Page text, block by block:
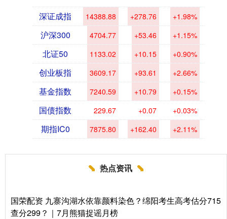
深证成指 14388.88 +278.76 +1.98%
沪深300 4704.77 +53.46 +1.15%
北证50 1133.02 +10.15 +0.90%
创业板指 3609.17 +93.61 +2.66%
基金指数 7240.59 +10.79 +0.15%
国债指数 229.67 +0.07 +0.03%
期指IC0 7875.80 +162.40 +2.11%
热点资讯
国荣配资 九寨沟湖水依靠颜料染色？绵阳考生高考估分715
查分299？｜7月熊猫捉谣月榜